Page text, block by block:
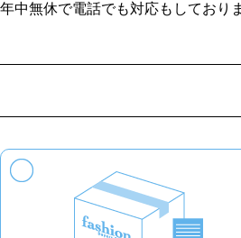
年中無休で電話でも対応もしており